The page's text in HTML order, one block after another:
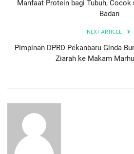
Manfaat Protein bagi Tubuh, Cocok
Badan
NEXT ARTICLE
Pimpinan DPRD Pekanbaru Ginda
Ziarah ke Makam